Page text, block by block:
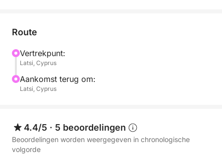
schiereiland en de Blauwe Lagune is een avontuur
Onze gloednieuwe luxe boot is volledig uitgerust
met maskers en snorkeluitrusting, een koelbox en
reddingsvesten, zodat u in stijl de levendige
Technische specificaties
Maximale passagierscapaciteit: 8
Route
Vertrekpunt:
Latsi, Cyprus
Aankomst terug om:
Latsi, Cyprus
4.4/5 · 5 beoordelingen
Beoordelingen worden weergegeven in chronologische
volgorde